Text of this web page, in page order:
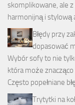
skomplikowane, ale
harmonijną i stylową
Błędy przy
dopasować
Wybór sofy to nie
która może
Często popełniane
Trytytki na